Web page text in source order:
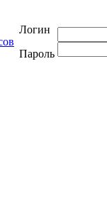
Логин
Пароль